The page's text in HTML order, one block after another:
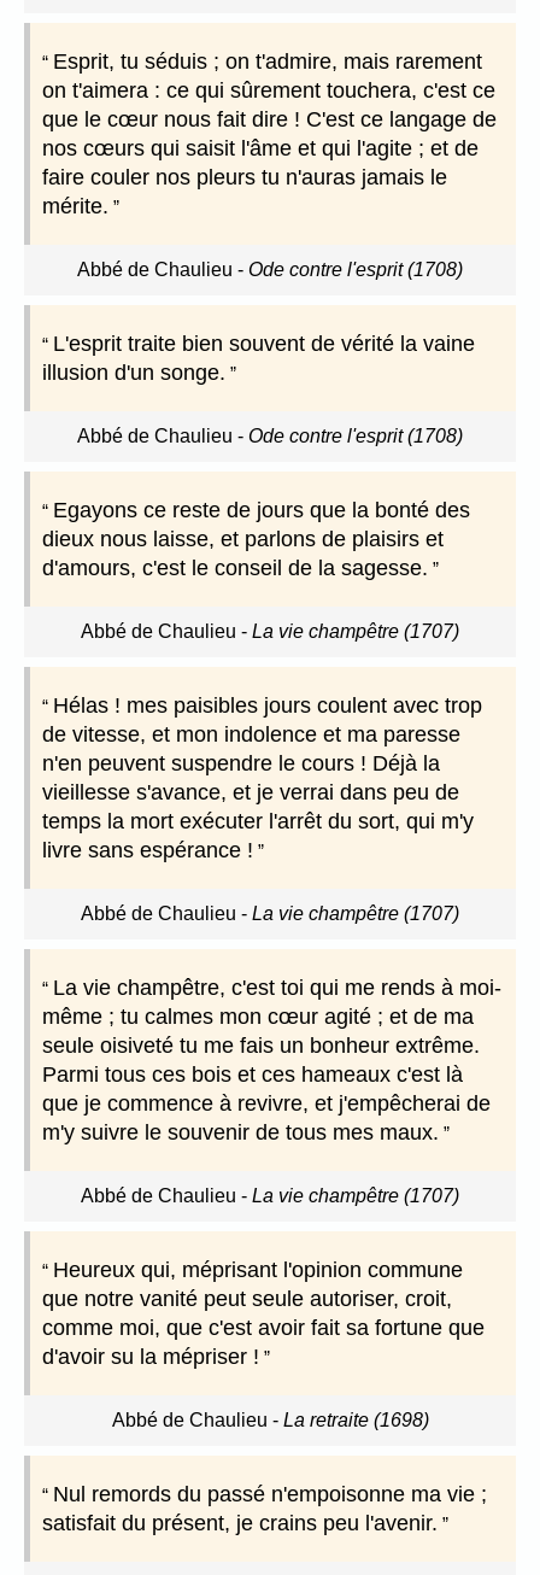
Esprit, tu séduis ; on t'admire, mais rarement
on t'aimera : ce qui sûrement touchera, c'est ce
que le cœur nous fait dire ! C'est ce langage de
nos cœurs qui saisit l'âme et qui l'agite ; et de
faire couler nos pleurs tu n'auras jamais le
mérite.
Abbé de Chaulieu - Ode contre l'esprit (1708)
L'esprit traite bien souvent de vérité la vaine
illusion d'un songe.
Abbé de Chaulieu - Ode contre l'esprit (1708)
Egayons ce reste de jours que la bonté des
dieux nous laisse, et parlons de plaisirs et
d'amours, c'est le conseil de la sagesse.
Abbé de Chaulieu - La vie champêtre (1707)
Hélas ! mes paisibles jours coulent avec trop
de vitesse, et mon indolence et ma paresse
n'en peuvent suspendre le cours ! Déjà la
vieillesse s'avance, et je verrai dans peu de
temps la mort exécuter l'arrêt du sort, qui m'y
livre sans espérance !
Abbé de Chaulieu - La vie champêtre (1707)
La vie champêtre, c'est toi qui me rends à moi-
même ; tu calmes mon cœur agité ; et de ma
seule oisiveté tu me fais un bonheur extrême.
Parmi tous ces bois et ces hameaux c'est là
que je commence à revivre, et j'empêcherai de
m'y suivre le souvenir de tous mes maux.
Abbé de Chaulieu - La vie champêtre (1707)
Heureux qui, méprisant l'opinion commune
que notre vanité peut seule autoriser, croit,
comme moi, que c'est avoir fait sa fortune que
d'avoir su la mépriser !
Abbé de Chaulieu - La retraite (1698)
Nul remords du passé n'empoisonne ma vie ;
satisfait du présent, je crains peu l'avenir.